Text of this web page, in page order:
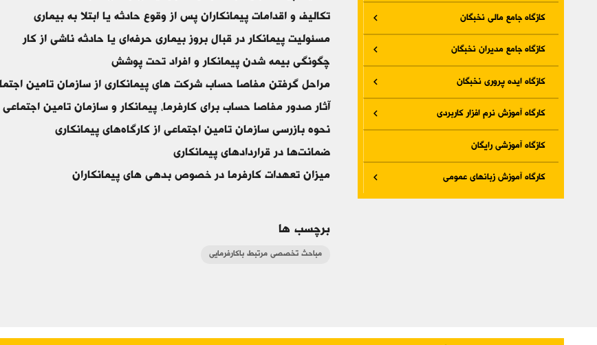
کازگاه جامع مالی نخبگان
کازگاه جامع مدیران نخبگان
کازگاه ایده پروری نخبگان
کارگاه آموزش نرم افزار کاربردی
کازگاه آموزشی رایگان
کارگاه آموزش زبانهای عمومی
تکالیف و اقدامات پیمانکاران پس از وقوع حادثه یا ابتلا به بیماری
مسئولیت پیمانکار در قبال بروز بیماری حرفه‌ای یا حادثه ناشی از کار
چگونگی بیمه شدن پیمانکار و افراد تحت پوشش
مراحل گرفتن مفاصا حساب شرکت های پیمانکاری از سازمان تامین
آثار صدور مفاصا حساب برای کارفرما، پیمانکار و سازمان تامین اجتماعی
نحوه بازرسی سازمان تامین اجتماعی از کارگاه‌های پیمانکاری
ضمانت‌ها در قراردادهای پیمانکاری
میزان تعهدات کارفرما در خصوص بدهی های پیمانکاران
برچسب ها
مباحث تخصصی مرتبط باکارفرمایی